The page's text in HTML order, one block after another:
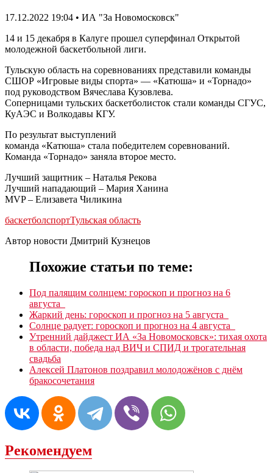
17.12.2022 19:04 • ИА "За Новомосковск"
14 и 15 декабря в Калуге прошел суперфинал Открытой
молодежной баскетбольной лиги.
Тульскую область на соревнованиях представили команды
СШОР «Игровые виды спорта» — «Катюша» и «Торнадо»
под руководством Вячеслава Кузовлева.
Соперницами тульских баскетболисток стали команды СГУС,
КуАЭС и Волкодавы КГУ.
По результат выступлений
команда «Катюша» стала победителем соревнований.
Команда «Торнадо» заняла второе место.
Лучший защитник – Наталья Рекова
Лучший нападающий – Мария Ханина
MVP – Елизавета Чиликина
баскетболспортТульская область
Автор новости Дмитрий Кузнецов
Похожие статьи по теме:
Под палящим солнцем: гороскоп и прогноз на 6
августа
Жаркий день: гороскоп и прогноз на 5 августа
Солнце радует: гороскоп и прогноз на 4 августа
Утренний дайджест ИА «За Новомосковск»: тихая охота
в области, победа над ВИЧ и СПИД и трогательная
свадьба
Алексей Платонов поздравил молодожёнов с днём
бракосочетания
Рекомендуем